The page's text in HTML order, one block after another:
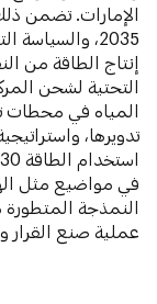
الإمارات. تضمن
2035،
إنتاج الطاقة من
التحتية لشحن
المياه في محطات
تدويرها،
في مواضيع مثل
النمذجة
عملية صنع